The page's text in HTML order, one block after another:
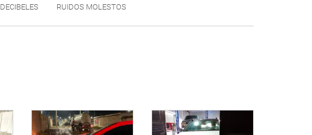
DECIBELES RUIDOS MOLESTOS